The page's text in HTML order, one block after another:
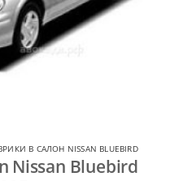
В САЛОН NISSAN BLUEBIRD
Nissan Bluebird